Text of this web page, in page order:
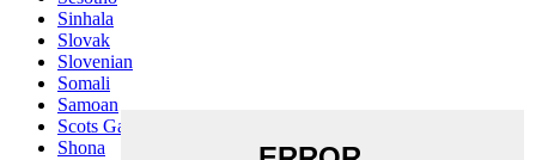
Sinhala
Slovak
Slovenian
Somali
Samoan
Scots Gaelic
Shona